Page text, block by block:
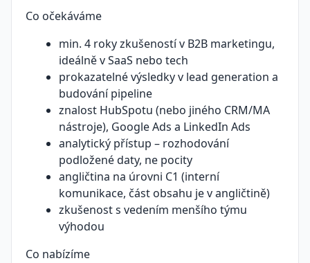
Co očekáváme
min. 4 roky zkušeností v B2B marketingu,
ideálně v SaaS nebo tech
prokazatelné výsledky v lead generation a
budování pipeline
znalost HubSpotu (nebo jiného CRM/MA
nástroje), Google Ads a LinkedIn Ads
analytický přístup – rozhodování
podložené daty, ne pocity
angličtina na úrovni C1 (interní
komunikace, část obsahu je v angličtině)
zkušenost s vedením menšího týmu
výhodou
Co nabízíme